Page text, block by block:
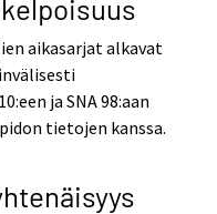
aikasarjat alkavat
ja SNA 98:aan
tietojen kanssa.